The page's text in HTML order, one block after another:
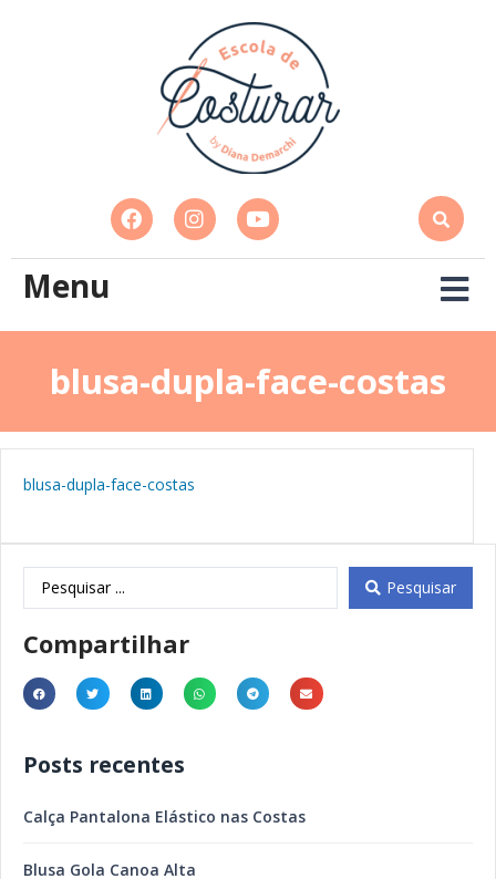
Menu
blusa-dupla-face-costas
blusa-dupla-face-costas
Pesquisar
Compartilhar
Posts recentes
Calça Pantalona Elástico nas Costas
Blusa Gola Canoa Alta